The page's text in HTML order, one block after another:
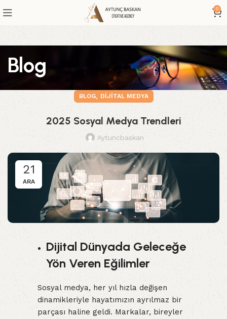
0
Blog
BLOG, DIJITAL MEDYA
2025 Sosyal Medya Trendleri
Aytuncbaskan
21
ARA
Dijital Dünyada Geleceğe
Yön Veren Eğilimler
Sosyal medya, her yıl hızla değişen
dinamikleriyle hayatımızın ayrılmaz bir
parçası haline geldi. Markalar, bireyler